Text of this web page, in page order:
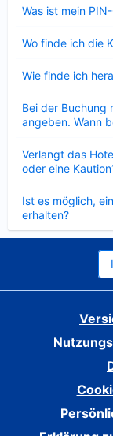
Was ist mein
Wo finde ich die
Wie finde ich
Bei der Buchung
angeben. Wann
Verlangt das
oder eine
Ist es möglich,
erhalten?